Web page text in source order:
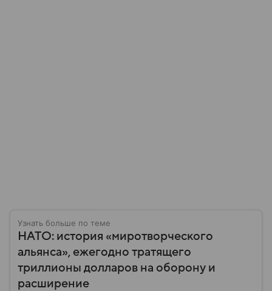
Узнать больше по теме
НАТО: история «миротворческого
альянса», ежегодно тратящего
триллионы долларов на оборону и
расширение